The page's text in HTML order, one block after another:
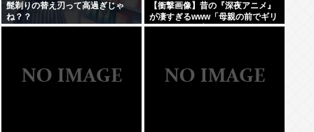
髭剃りの替え刃って高過ぎじゃ
ね？？
【衝撃画像】昔の『深夜アニメ』
が凄すぎるwww「母親の前でギリ
ギリ見れる深夜アニメ」がこち